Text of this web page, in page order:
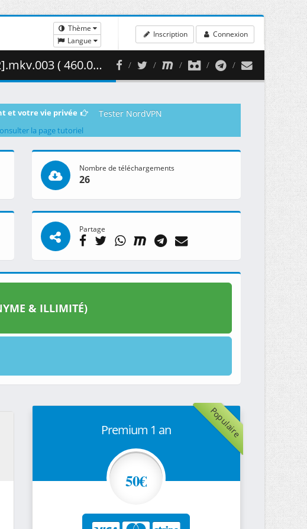
Thème
Langue
Inscription Connexion
( 460.03 MB )
et votre vie privée Tester NordVPN
la page tutoriel
Nombre de téléchargements
26
Partage
& ILLIMITÉ)
Populaire
Premium 1 an
50€